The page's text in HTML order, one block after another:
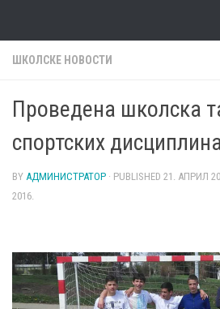
ШКОЛСКЕ НОВОСТИ
Проведена школска
спортских
BY АДМИНИСТРАТОР · PUBLISHED 21. АПРИЛ
2016.